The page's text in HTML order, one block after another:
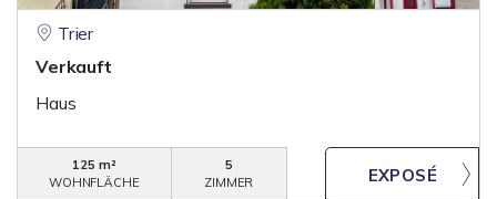
Trier
Verkauft
Haus
125 m²
WOHNFLÄCHE
5
ZIMMER